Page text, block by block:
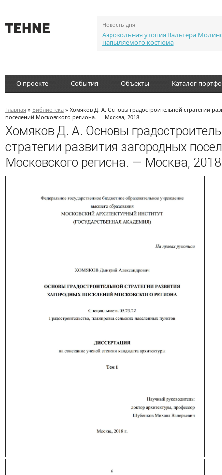
Новость дня
Аэрозольная утопия Вальтера
напыляемого костюма
О проекте События Объекты Каталог
Главная » Библиотека » Хомяков Д. А. Основы градостроительной стратегии
поселений Московского региона. — Москва, 2018
Хомяков Д. А. Основы
стратегии развития загородных
Московского региона. — Москва, 2018